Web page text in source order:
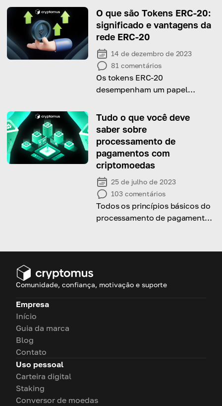
use-as para seu lucro
O que são Tokens ERC-20:
significado e vantagens da
rede ERC-20
14 de dezembro de 2023
81 comentários
Os tokens ERC-20
desempenham um papel
blockchain Ethereum
Tudo o que você deve
saber sobre
processamento de
pagamentos com
criptomoedas
25 de julho de 2023
103 comentários
Todos os princípios básicos do
processamento de pagamentos
Comunidade, confiança, motivação e suporte
Empresa
Início
Guia da marca
Blog
Contato
Uso pessoal
Carteira digital
Staking
Conversor de moedas